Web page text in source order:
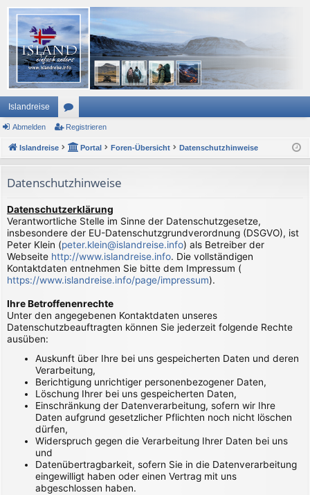
Islandreise
or
en
Abmelden Registrieren
Islandreise Portal Foren-Übersicht Datenschutzhinweise
Datenschutzhinweise
Datenschutzerklärung
Verantwortliche Stelle im Sinne der Datenschutzgesetze,
insbesondere der EU-Datenschutzgrundverordnung (DSGVO), ist
Peter Klein (peter.klein@islandreise.info) als Betreiber der
Webseite http://www.islandreise.info. Die vollständigen
Kontaktdaten entnehmen Sie bitte dem Impressum (
https://www.islandreise.info/page/impressum).
Ihre Betroffenenrechte
Unter den angegebenen Kontaktdaten unseres
Datenschutzbeauftragten können Sie jederzeit folgende Rechte
ausüben:
Auskunft über Ihre bei uns gespeicherten Daten und deren
Verarbeitung,
Berichtigung unrichtiger personenbezogener Daten,
Löschung Ihrer bei uns gespeicherten Daten,
Einschränkung der Datenverarbeitung, sofern wir Ihre
Daten aufgrund gesetzlicher Pflichten noch nicht löschen
dürfen,
Widerspruch gegen die Verarbeitung Ihrer Daten bei uns
und
Datenübertragbarkeit, sofern Sie in die Datenverarbeitung
eingewilligt haben oder einen Vertrag mit uns
abgeschlossen haben.